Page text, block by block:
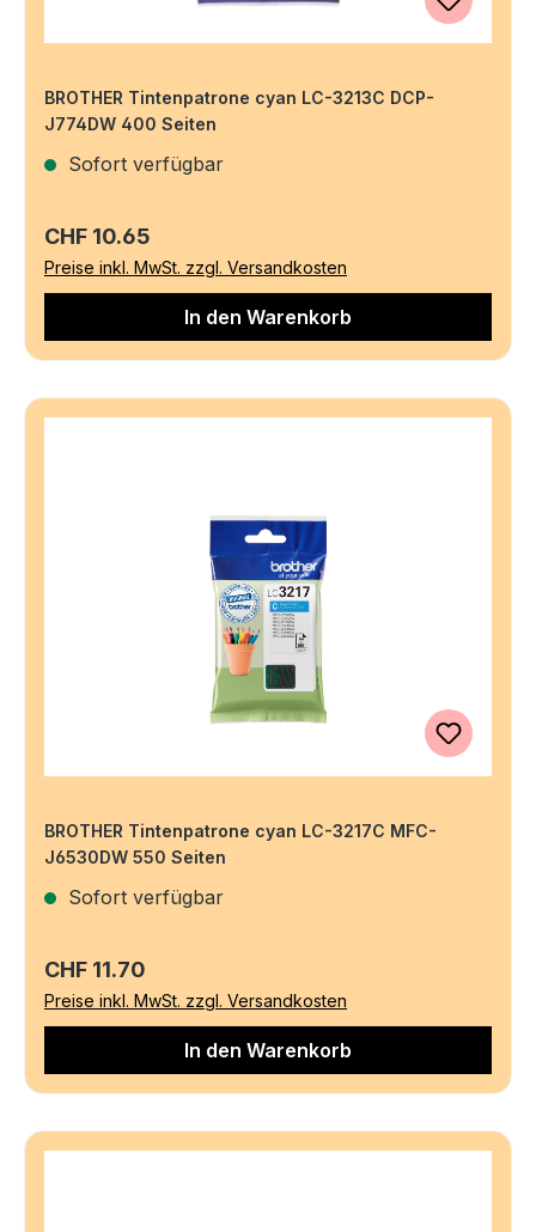
BROTHER Tintenpatrone cyan LC-3213C DCP-
J774DW 400 Seiten
Sofort verfügbar
Regulärer Preis:
CHF 10.65
Preise inkl. MwSt. zzgl. Versandkosten
In den Warenkorb
BROTHER Tintenpatrone cyan LC-3217C MFC-
J6530DW 550 Seiten
Sofort verfügbar
Regulärer Preis:
CHF 11.70
Preise inkl. MwSt. zzgl. Versandkosten
In den Warenkorb